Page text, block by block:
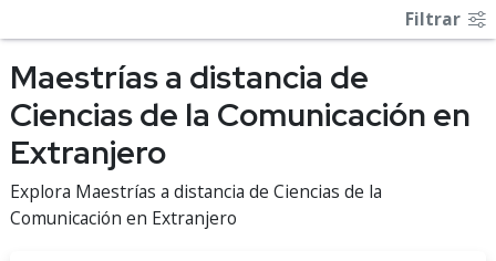
Filtrar
Maestrías a distancia de
Ciencias de la Comunicación en
Extranjero
Explora Maestrías a distancia de Ciencias de la
Comunicación en Extranjero